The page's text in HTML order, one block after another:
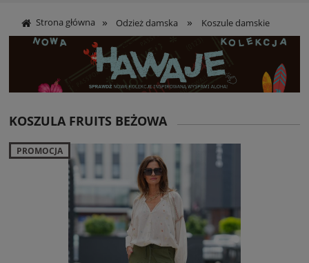
Strona główna » Odzież damska » Koszule damskie
KOSZULA FRUITS BEŻOWA
PROMOCJA